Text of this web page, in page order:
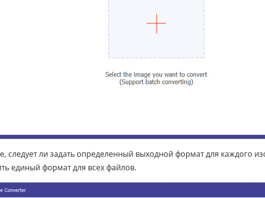
следует ли задать определенный выходной формат для каждого
единый формат для всех файлов.